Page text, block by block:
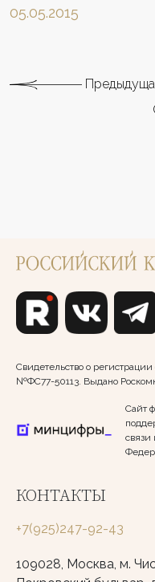
05.05.2015
Свидетельство о
№ФС77-50113. Выдано
Сайт
связи
КОНТАКТЫ
+7(925)247-92-43
109028, Москва, м.